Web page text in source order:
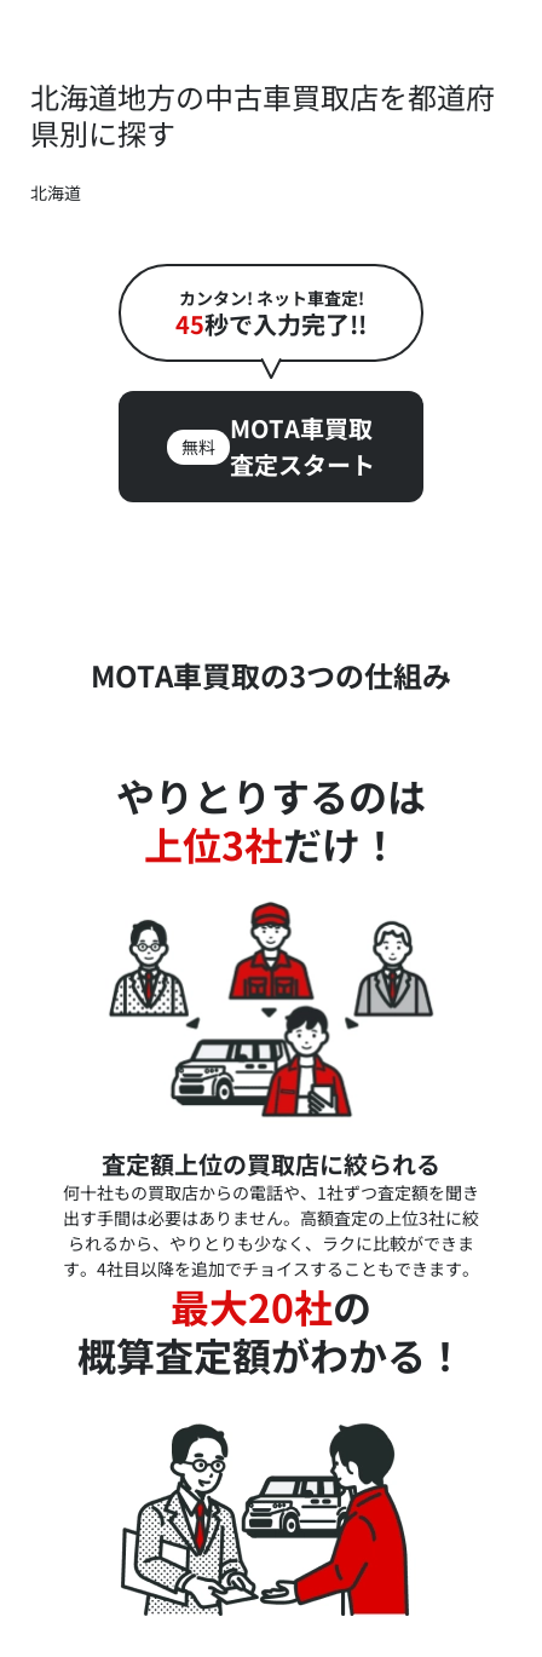
北海道地方の中古車買取店を都道府
県別に探す
北海道
カンタン! ネット車査定!
45秒で入力完了!!
無料
MOTA車買取
査定スタート
MOTA車買取の3つの仕組み
やりとりするのは
上位3社だけ！
査定額上位の買取店に絞られる
何十社もの買取店からの電話や、1社ずつ査定額を聞き
出す手間は必要はありません。高額査定の上位3社に絞
られるから、やりとりも少なく、ラクに比較ができま
す。4社目以降を追加でチョイスすることもできます。
最大20社の
概算査定額がわかる！